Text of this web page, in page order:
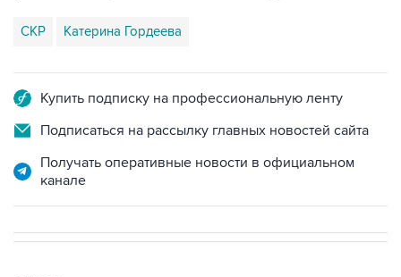
СКР Катерина Гордеева
Купить подписку на профессиональную ленту
Подписаться на рассылку главных новостей сайта
Получать оперативные новости в официальном
канале